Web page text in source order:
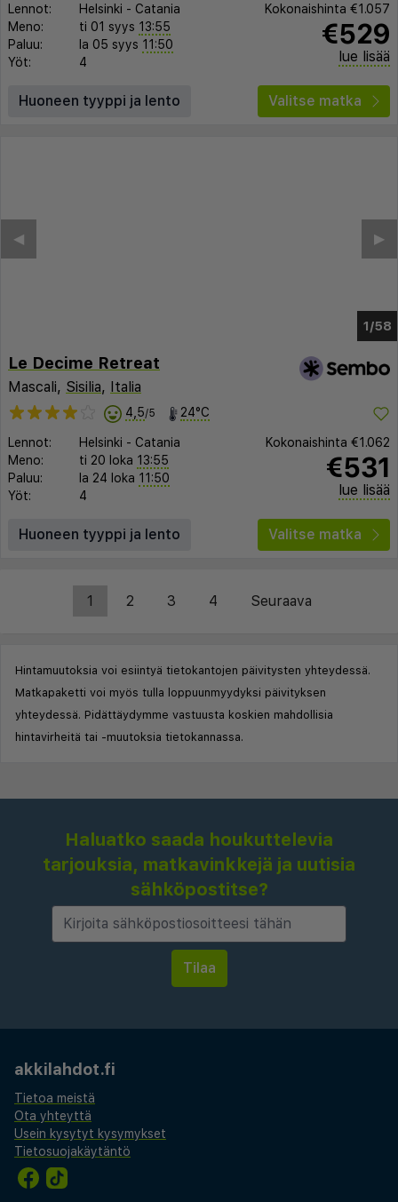
Lennot: Helsinki - Catania
Meno:
ti 01 syys 13:55
Paluu:
la 05 syys 11:50
Yöt:
4
Kokonaishinta €1.057
€529
lue lisää
Huoneen tyyppi ja lento Valitse matka
1/53
▶︎
◀︎
Le Decime Retreat
Mascali, Sisilia, Italia
4,5/5 24°C
Lennot: Helsinki - Catania
Meno:
ti 20 loka 13:55
Paluu:
la 24 loka 11:50
Yöt:
4
Kokonaishinta €1.062
€531
lue lisää
Huoneen tyyppi ja lento Valitse matka
1 2 3 4 Seuraava
Hintamuutoksia voi esiintyä tietokantojen päivitysten yhteydessä.
Matkapaketti voi myös tulla loppuunmyydyksi päivityksen
yhteydessä. Pidättäydymme vastuusta koskien mahdollisia
hintavirheitä tai -muutoksia tietokannassa.
Haluatko saada houkuttelevia
tarjouksia, matkavinkkejä ja uutisia
sähköpostitse?
akkilahdot.fi
Tietoa meistä
Ota yhteyttä
Usein kysytyt kysymykset
Tietosuojakäytäntö